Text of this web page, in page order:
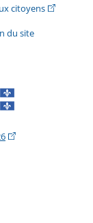
citoyens(Cet
externe s'ouvrira
du site
(Cet hyperlien